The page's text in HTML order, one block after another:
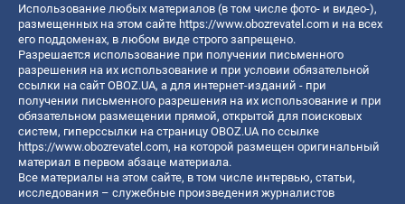
Использование любых материалов (в том числе фото- и видео-),
размещенных на этом сайте https://www.obozrevatel.com и на всех
его поддоменах, в любом виде строго запрещено.
Разрешается использование при получении письменного
разрешения на их использование и при условии обязательной
ссылки на сайт OBOZ.UA, а для интернет-изданий - при
получении письменного разрешения на их использование и при
обязательном размещении прямой, открытой для поисковых
систем, гиперссылки на страницу OBOZ.UA по ссылке
https://www.obozrevatel.com, на которой размещен оригинальный
материал в первом абзаце материала.
Все материалы на этом сайте, в том числе интервью, статьи,
исследования – служебные произведения журналистов